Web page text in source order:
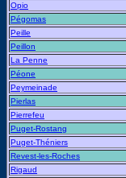
Opio
Pégomas
Peille
Peillon
La Penne
Péone
Peymeinade
Pierlas
Pierrefeu
Puget-Rostang
Puget-Théniers
Revest-les-Roches
Rigaud